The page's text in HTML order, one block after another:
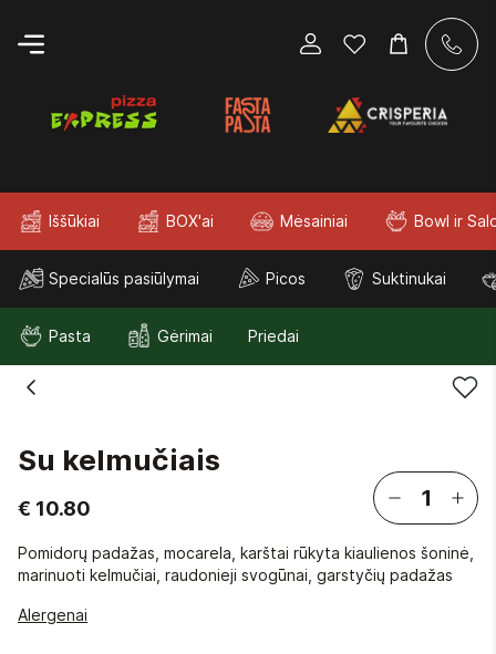
Iššūkiai BOX'ai Mėsainiai Bowl ir
Specialūs pasiūlymai Picos Suktinukai
Pasta Gėrimai Priedai
Su kelmučiais
€ 10.80
Pomidorų padažas, mocarela, karštai rūkyta kiaulienos šoninė,
marinuoti kelmučiai, raudonieji svogūnai, garstyčių padažas
Alergenai